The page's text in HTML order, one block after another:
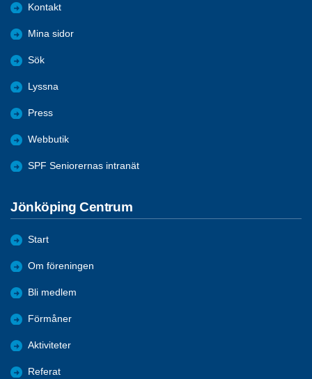
Kontakt
Mina sidor
Sök
Lyssna
Press
Webbutik
SPF Seniorernas intranät
Jönköping Centrum
Start
Om föreningen
Bli medlem
Förmåner
Aktiviteter
Referat